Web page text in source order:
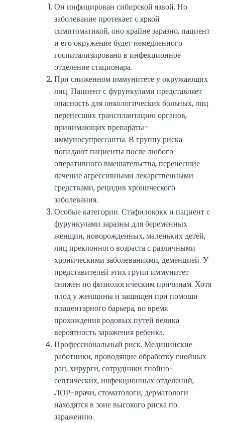
Он инфицирован сибирской язвой. Но
заболевание протекает с яркой
симптоматикой, оно крайне заразно, пациент
и его окружение будет немедленного
госпитализировано в инфекционное
отделение стационара.
При сниженном иммунитете у окружающих
лиц. Пациент с фурункулами представляет
опасность для онкологических больных, лиц
перенесших трансплантацию органов,
принимающих препараты-
иммуносупрессанты. В группу риска
попадают пациенты после любого
оперативного вмешательства, перенесшие
лечение агрессивными лекарственными
средствами, рецидив хронического
заболевания.
Особые категории. Стафилококк и пациент с
фурункулами заразны для беременных
женщин, новорожденных, маленьких детей,
лиц преклонного возраста с различными
хроническими заболеваниями, деменцией. У
представителей этих групп иммунитет
снижен по физиологическим причинам. Хотя
плод у женщины и защищен при помощи
плацентарного барьера, во время
прохождения родовых путей велика
вероятность заражения ребенка.
Профессиональный риск. Медицинские
работники, проводящие обработку гнойных
ран, хирурги, сотрудники гнойно-
септических, инфекционных отделений,
ЛОР-врачи, стоматологи, дерматологи
находятся в зоне высокого риска по
заражению.